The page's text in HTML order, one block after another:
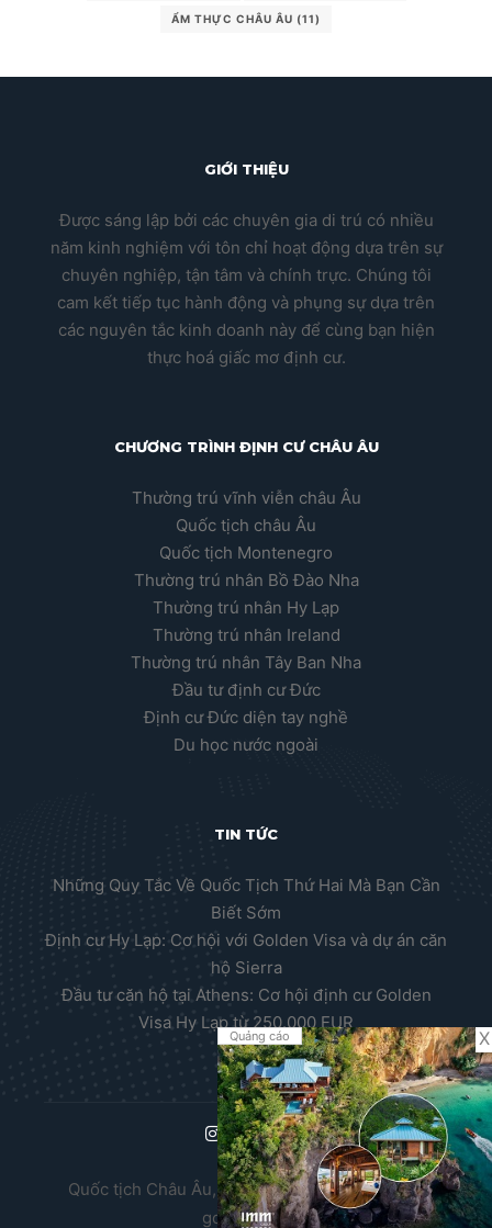
ẨM THỰC CHÂU ÂU (11)
GIỚI THIỆU
Được sáng lập bởi các chuyên gia di trú có nhiều
năm kinh nghiệm với tôn chỉ hoạt động dựa trên sự
chuyên nghiệp, tận tâm và chính trực. Chúng tôi
cam kết tiếp tục hành động và phụng sự dựa trên
các nguyên tắc kinh doanh này để cùng bạn hiện
thực hoá giấc mơ định cư.
CHƯƠNG TRÌNH ĐỊNH CƯ CHÂU ÂU
Thường trú vĩnh viễn châu Âu
Quốc tịch châu Âu
Quốc tịch Montenegro
Thường trú nhân Bồ Đào Nha
Thường trú nhân Hy Lạp
Thường trú nhân Ireland
Thường trú nhân Tây Ban Nha
Đầu tư định cư Đức
Định cư Đức diện tay nghề
Du học nước ngoài
TIN TỨC
Những Quy Tắc Về Quốc Tịch Thứ Hai Mà Bạn Cần
Biết Sớm
Định cư Hy Lạp: Cơ hội với Golden Visa và dự án căn
hộ Sierra
Đầu tư căn hộ tại Athens: Cơ hội định cư Golden
Visa Hy Lạp từ 250.000 EUR
Quốc tịch Châu Âu, Thường trú nhân Châu Âu,
golden visa
Quảng cáo X